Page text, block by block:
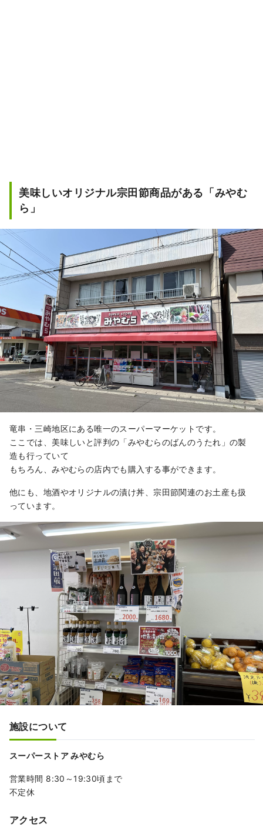
美味しいオリジナル宗田節商品がある「みやむ
ら」
竜串・三崎地区にある唯一のスーパーマーケットです。
ここでは、美味しいと評判の「みやむらのばんのうたれ」の製
造も行っていて
もちろん、みやむらの店内でも購入する事ができます。
他にも、地酒やオリジナルの漬け丼、宗田節関連のお土産も扱
っています。
施設について
スーパーストア みやむら
営業時間 8:30～19:30頃まで
不定休
アクセス